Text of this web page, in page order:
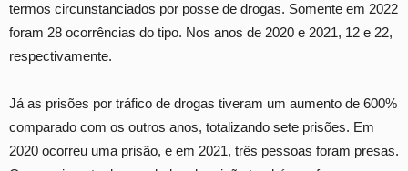
termos circunstanciados por posse de drogas. Somente em 2022
foram 28 ocorrências do tipo. Nos anos de 2020 e 2021, 12 e 22,
respectivamente.
Já as prisões por tráfico de drogas tiveram um aumento de 600%
comparado com os outros anos, totalizando sete prisões. Em
2020 ocorreu uma prisão, e em 2021, três pessoas foram presas.